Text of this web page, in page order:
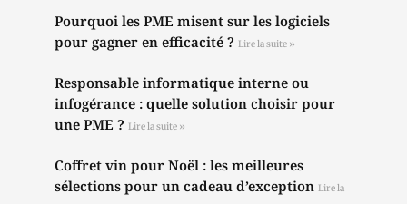
Pourquoi les PME misent sur les logiciels
pour gagner en efficacité ? Lire la suite »
Responsable informatique interne ou
infogérance : quelle solution choisir pour
une PME ? Lire la suite »
Coffret vin pour Noël : les meilleures
sélections pour un cadeau d’exception Lire la